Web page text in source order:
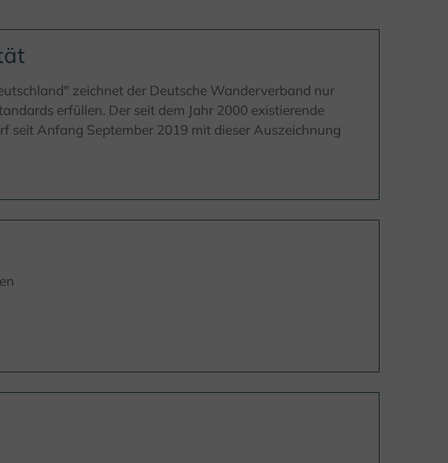
zeichnet der Deutsche Wanderverband nur
erfüllen. Der seit dem Jahr 2000 existierende
seit Anfang September 2019 mit dieser Auszeichnung